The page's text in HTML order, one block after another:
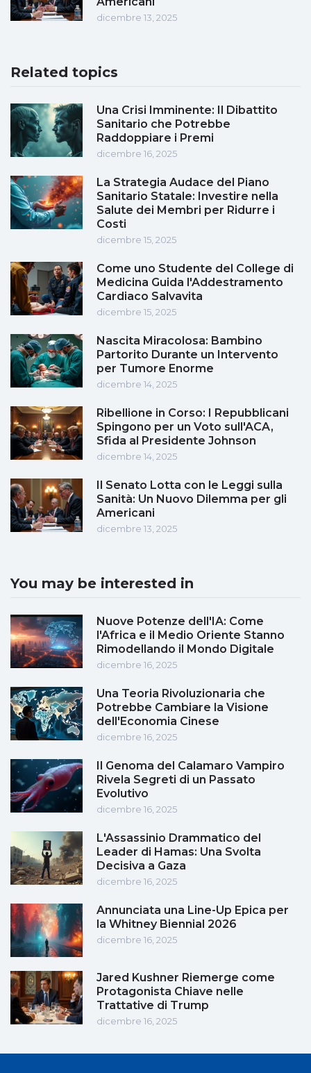
dicembre 13, 2025
Related topics
Una Crisi Imminente: Il Dibattito
Sanitario che Potrebbe
Raddoppiare i Premi
dicembre 16, 2025
La Strategia Audace del Piano
Sanitario Statale: Investire nella
Salute dei Membri per Ridurre i
Costi
dicembre 15, 2025
Come uno Studente del College di
Medicina Guida l'Addestramento
Cardiaco Salvavita
dicembre 15, 2025
Nascita Miracolosa: Bambino
Partorito Durante un Intervento
per Tumore Enorme
dicembre 14, 2025
Ribellione in Corso: I Repubblicani
Spingono per un Voto sull'ACA,
Sfida al Presidente Johnson
dicembre 14, 2025
Il Senato Lotta con le Leggi sulla
Sanità: Un Nuovo Dilemma per gli
Americani
dicembre 13, 2025
You may be interested in
Nuove Potenze dell'IA: Come
l'Africa e il Medio Oriente Stanno
Rimodellando il Mondo Digitale
dicembre 16, 2025
Una Teoria Rivoluzionaria che
Potrebbe Cambiare la Visione
dell'Economia Cinese
dicembre 16, 2025
Il Genoma del Calamaro Vampiro
Rivela Segreti di un Passato
Evolutivo
dicembre 16, 2025
L'Assassinio Drammatico del
Leader di Hamas: Una Svolta
Decisiva a Gaza
dicembre 16, 2025
Annunciata una Line-Up Epica per
la Whitney Biennial 2026
dicembre 16, 2025
Jared Kushner Riemerge come
Protagonista Chiave nelle
Trattative di Trump
dicembre 16, 2025